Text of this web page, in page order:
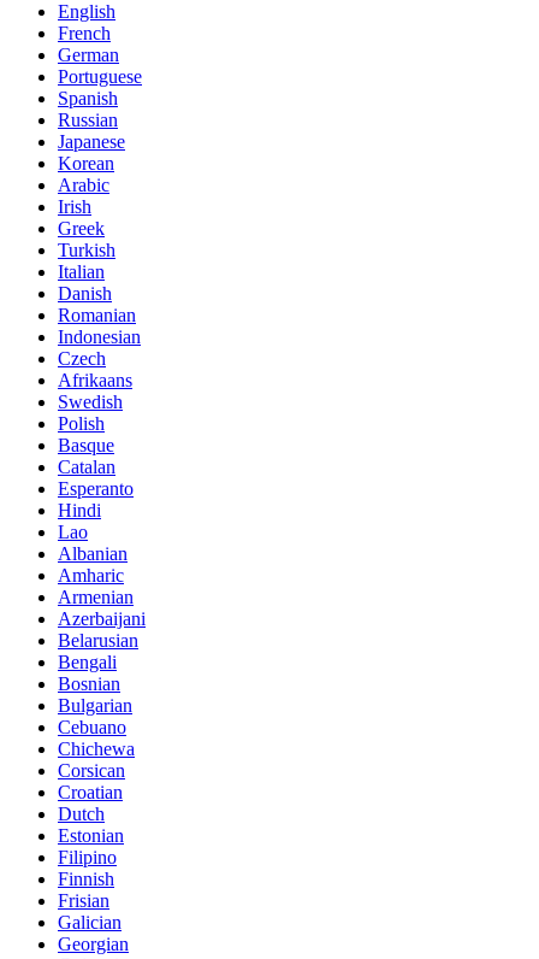
English
French
German
Portuguese
Spanish
Russian
Japanese
Korean
Arabic
Irish
Greek
Turkish
Italian
Danish
Romanian
Indonesian
Czech
Afrikaans
Swedish
Polish
Basque
Catalan
Esperanto
Hindi
Lao
Albanian
Amharic
Armenian
Azerbaijani
Belarusian
Bengali
Bosnian
Bulgarian
Cebuano
Chichewa
Corsican
Croatian
Dutch
Estonian
Filipino
Finnish
Frisian
Galician
Georgian